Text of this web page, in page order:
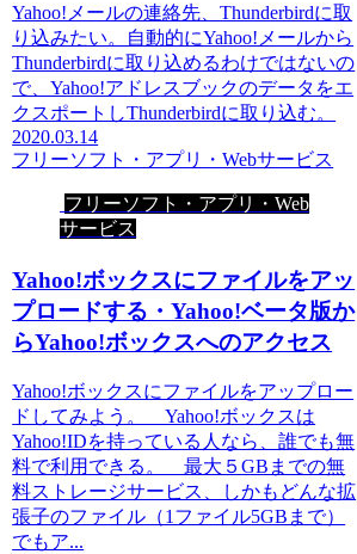
Yahoo!メールの連絡先、Thunderbirdに取
り込みたい。自動的にYahoo!メールから
Thunderbirdに取り込めるわけではないの
で、Yahoo!アドレスブックのデータをエ
クスポートしThunderbirdに取り込む。
2020.03.14
フリーソフト・アプリ・Webサービス
フリーソフト・アプリ・Web
サービス
Yahoo!ボックスにファイルをアッ
プロードする・Yahoo!ベータ版か
らYahoo!ボックスへのアクセス
Yahoo!ボックスにファイルをアップロー
ドしてみよう。 Yahoo!ボックスは
Yahoo!IDを持っている人なら、誰でも無
料で利用できる。 最大５GBまでの無
料ストレージサービス、しかもどんな拡
張子のファイル（1ファイル5GBまで）
でもア...